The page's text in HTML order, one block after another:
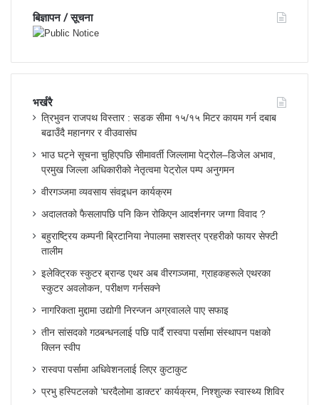
बिज्ञापन / सूचना
भर्खरै
त्रिभुवन राजपथ विस्तार : सडक सीमा १५/१५ मिटर कायम गर्न दबाब
बढाउँदै महानगर र वीउवासंघ
भाउ घट्ने सूचना चुहिएपछि सीमावर्ती जिल्लामा पेट्रोल–डिजेल अभाव,
प्रमुख जिल्ला अधिकारीको नेतृत्वमा पेट्रोल पम्प अनुगमन
वीरगञ्जमा व्यवसाय संवद्र्धन कार्यक्रम
अदालतको फैसलापछि पनि किन रोकिएन आदर्शनगर जग्गा विवाद ?
बहुराष्ट्रिय कम्पनी ब्रिटानिया नेपालमा सशस्त्र प्रहरीको फायर सेफ्टी
तालीम
इलेक्ट्रिक स्कुटर ब्रान्ड एथर अब वीरगञ्जमा, ग्राहकहरूले एथरका
स्कुटर अवलोकन, परीक्षण गर्नसक्ने
नागरिकता मुद्दामा उद्योगी निरन्जन अग्रवालले पाए सफाइ
तीन सांसदको गठबन्धनलाई पछि पार्दै रास्वपा पर्सामा संस्थापन पक्षको
क्लिन स्वीप
रास्वपा पर्सामा अधिवेशनलाई लिएर कुटाकुट
प्रभु हस्पिटलको ‘घरदैलोमा डाक्टर’ कार्यक्रम, निश्शुल्क स्वास्थ्य शिविर